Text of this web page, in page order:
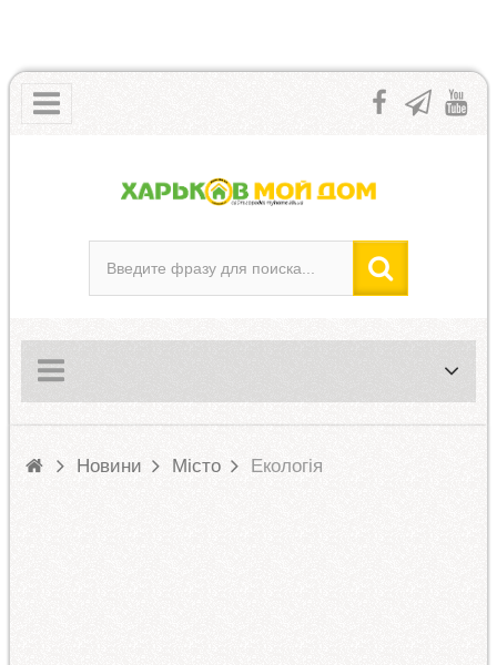
Новини Місто Екологія